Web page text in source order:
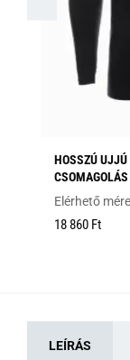
HOSSZÚ
Elérhető
18 860 Ft
LEÍRÁS